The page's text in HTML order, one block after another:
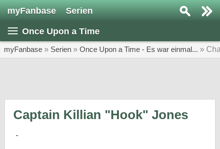
myFanbase Serien
Once Upon a Time
myFanbase » Serien » Once Upon a Time - Es war einmal... »
Captain Killian "Hook" Jones
Home
SERIEN